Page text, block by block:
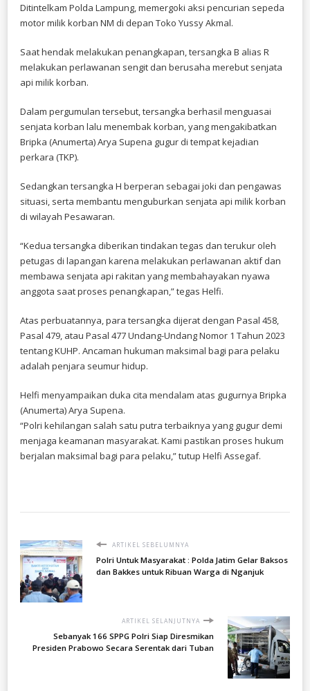
Ditintelkam Polda Lampung, memergoki aksi pencurian sepeda
motor milik korban NM di depan Toko Yussy Akmal.
Saat hendak melakukan penangkapan, tersangka B alias R
melakukan perlawanan sengit dan berusaha merebut senjata
api milik korban.
Dalam pergumulan tersebut, tersangka berhasil menguasai
senjata korban lalu menembak korban, yang mengakibatkan
Bripka (Anumerta) Arya Supena gugur di tempat kejadian
perkara (TKP).
Sedangkan tersangka H berperan sebagai joki dan pengawas
situasi, serta membantu menguburkan senjata api milik korban
di wilayah Pesawaran.
“Kedua tersangka diberikan tindakan tegas dan terukur oleh
petugas di lapangan karena melakukan perlawanan aktif dan
membawa senjata api rakitan yang membahayakan nyawa
anggota saat proses penangkapan,” tegas Helfi.
Atas perbuatannya, para tersangka dijerat dengan Pasal 458,
Pasal 479, atau Pasal 477 Undang-Undang Nomor 1 Tahun 2023
tentang KUHP. Ancaman hukuman maksimal bagi para pelaku
adalah penjara seumur hidup.
Helfi menyampaikan duka cita mendalam atas gugurnya Bripka
(Anumerta) Arya Supena.
“Polri kehilangan salah satu putra terbaiknya yang gugur demi
menjaga keamanan masyarakat. Kami pastikan proses hukum
berjalan maksimal bagi para pelaku,” tutup Helfi Assegaf.
ARTIKEL SEBELUMNYA
Polri Untuk Masyarakat : Polda Jatim Gelar Baksos
dan Bakkes untuk Ribuan Warga di Nganjuk
ARTIKEL SELANJUTNYA
Sebanyak 166 SPPG Polri Siap Diresmikan
Presiden Prabowo Secara Serentak dari Tuban